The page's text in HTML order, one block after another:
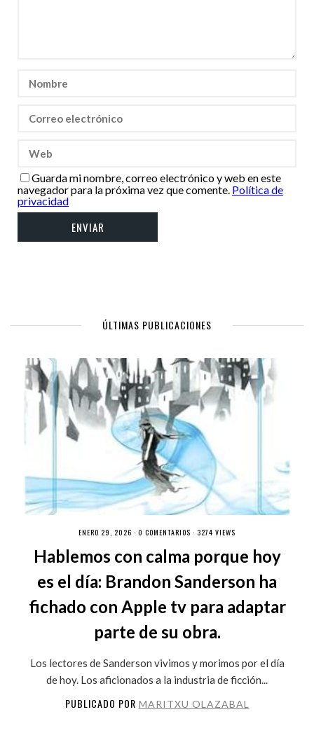
Guarda mi nombre, correo electrónico y web en este
navegador para la próxima vez que comente. Política de
privacidad
ÚLTIMAS PUBLICACIONES
ENERO 29, 2026 · 0 COMENTARIOS · 3274 VIEWS
Hablemos con calma porque hoy
es el día: Brandon Sanderson ha
fichado con Apple tv para adaptar
parte de su obra.
Los lectores de Sanderson vivimos y morimos por el día
de hoy. Los aficionados a la industria de ficción...
PUBLICADO POR MARITXU OLAZABAL